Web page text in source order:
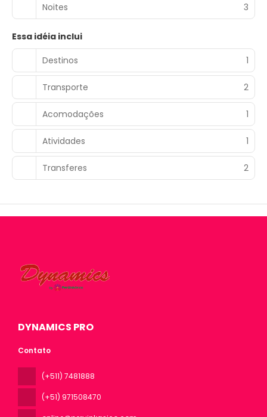
Noites 3
Essa idéia inclui
Destinos
1
Transporte 2
Acomodações 1
Atividades 1
Transferes 2
DYNAMICS PRO
Contato
(+511) 7481888
(+51) 971508470